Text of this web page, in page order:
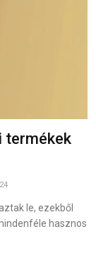
termékek
le, ezekből
hasznos